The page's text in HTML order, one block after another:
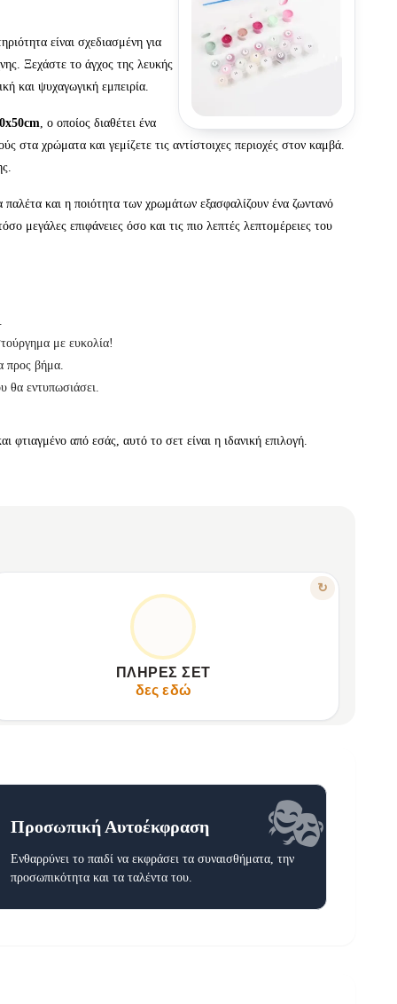
είναι σχεδιασμένη για
Ξεχάστε το άγχος της λευκής
και ψυχαγωγική εμπειρία.
, ο οποίος διαθέτει ένα
στα χρώματα και γεμίζετε τις αντίστοιχες περιοχές στον καμβά.
και η ποιότητα των χρωμάτων εξασφαλίζουν ένα ζωντανό
μεγάλες επιφάνειες όσο και τις πιο λεπτές λεπτομέρειες του
με ευκολία!
προς βήμα.
θα εντυπωσιάσει.
φτιαγμένο από εσάς, αυτό το σετ είναι η ιδανική επιλογή.
↻
ΠΛΉΡΕΣ ΣΕΤ
δες εδώ
ΌΛΑ ΣΕ ΜΊΑ ΣΥΣΚΕΥΑΣΊΑ
Υψηλής ποιότητας καμβάς 40x50cm.
Πλούσια παλέτα ακρυλικών χρωμάτων.
Πινέλα ποικίλων μεγεθών, πλήρης έλεγχος.
🎭
Προσωπική Αυτοέκφραση
Ενθαρρύνει το παιδί να εκφράσει τα συναισθήματα, την
προσωπικότητα και τα ταλέντα του.